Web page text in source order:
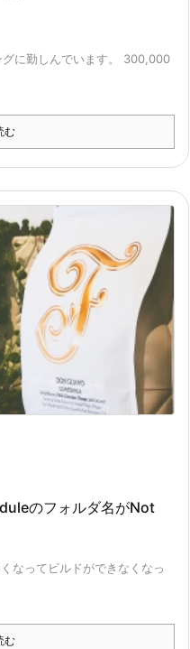
に勤しんでいます。 300,000
む
のフォルダ名がNot
なってビルドができなくなっ
む